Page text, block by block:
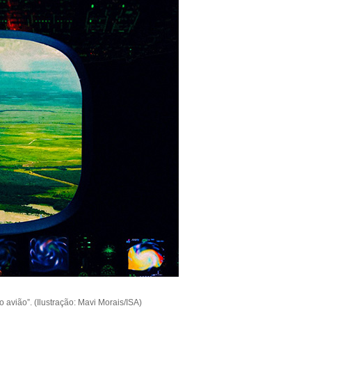
avião”. (Ilustração: Mavi Morais/ISA)